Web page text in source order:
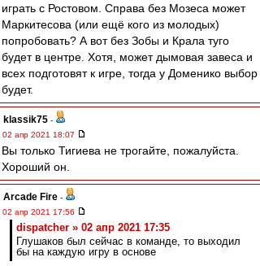
играть с Ростовом. Справа без Мозеса может
Маркитесова (или ещё кого из молодых)
попробовать? А вот без Зобы и Крала туго
будет в центре. Хотя, может дымовая завеса и
всех подготовят к игре, тогда у Доменико выбор
будет.
klassik75 -
02 апр 2021 18:07
Вы только Тигиева не трогайте, пожалуйста.
Хороший он.
Arcade Fire -
02 апр 2021 17:56
dispatcher » 02 апр 2021 17:35
Глушаков был сейчас в команде, то выходил
бы на каждую игру в основе